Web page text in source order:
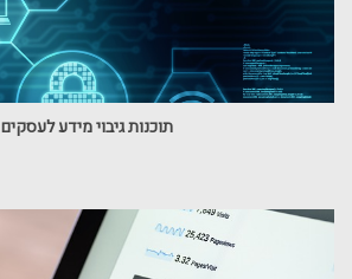
תוכנות גיבוי מידע לעסקים